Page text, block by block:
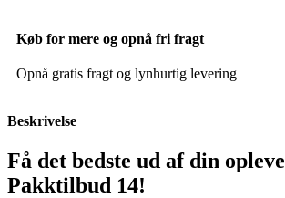
Køb for mere og opnå fri fragt
Opnå gratis fragt og lynhurtig levering
Beskrivelse
Få det bedste ud af din
Pakktilbud 14!